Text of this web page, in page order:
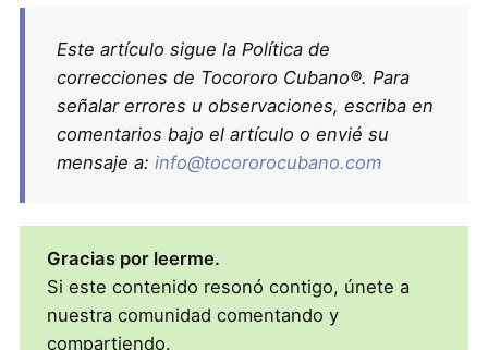
Este artículo sigue la Política de
correcciones de Tocororo Cubano®. Para
señalar errores u observaciones, escriba en
comentarios bajo el artículo o envié su
mensaje a: info@tocororocubano.com
Gracias por leerme.
Si este contenido resonó contigo, únete a
nuestra comunidad comentando y
compartiendo.